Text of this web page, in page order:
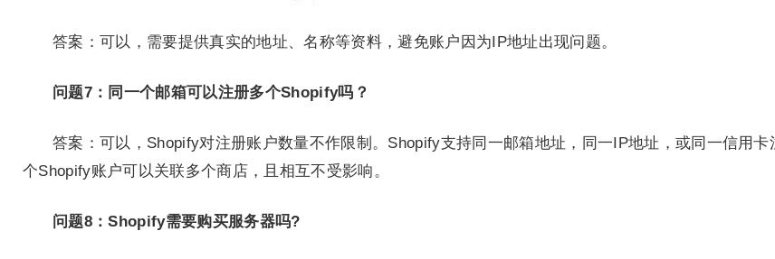
答案：可以，需要提供真实的地址、名称等资料，避免账户因为IP地址出现问题。
问题7：同一个邮箱可以注册多个Shopify吗？
答案：可以，Shopify对注册账户数量不作限制。Shopify支持同一邮箱地址，同一IP地址，或同一信用
个Shopify账户可以关联多个商店，且相互不受影响。
问题8：Shopify需要购买服务器吗?